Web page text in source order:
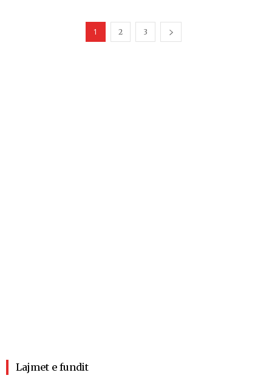
1 2 3
Lajmet e fundit